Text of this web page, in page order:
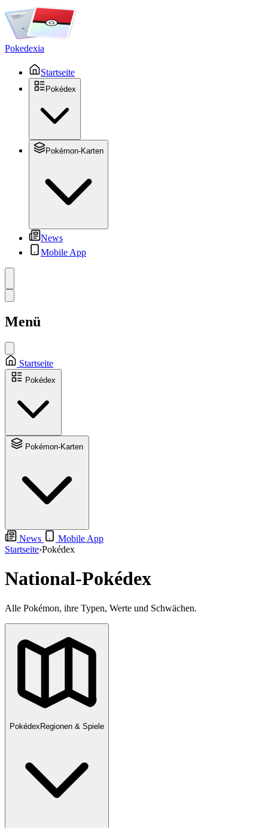
Pokedexia
Startseite
Pokédex
Pokémon-Karten
News
Mobile App
Menü
Startseite
News
Mobile App
Startseite›Pokédex
National-Pokédex
Alle Pokémon, ihre Typen, Werte und Schwächen.
PokédexRegionen & Spiele